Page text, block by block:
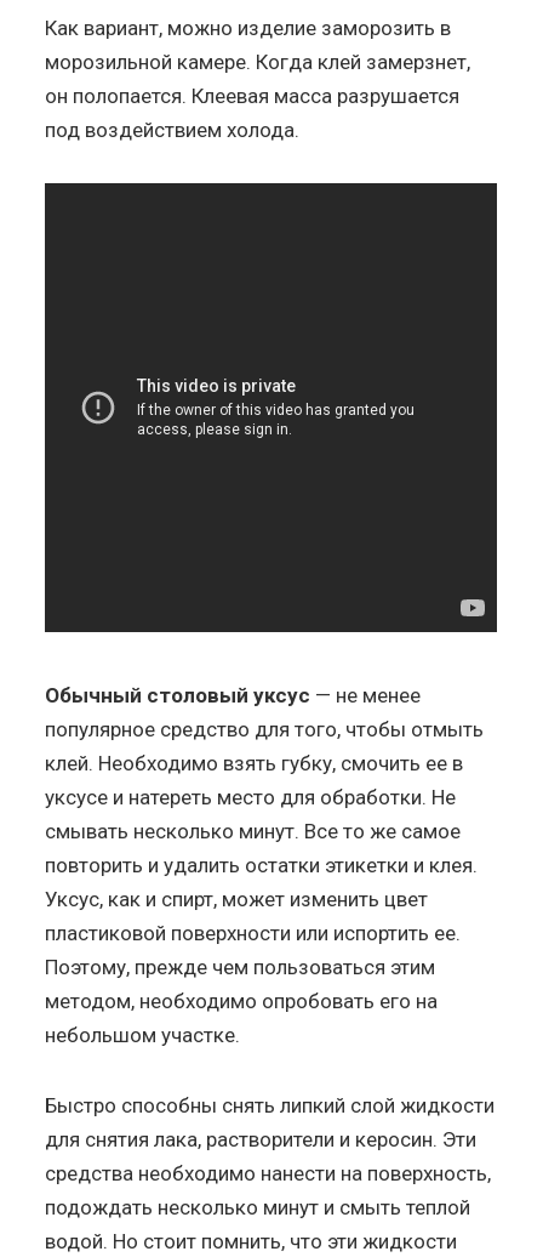
Как вариант, можно изделие заморозить в
морозильной камере. Когда клей замерзнет,
он полопается. Клеевая масса разрушается
под воздействием холода.
Обычный столовый уксус — не менее
популярное средство для того, чтобы отмыть
клей. Необходимо взять губку, смочить ее в
уксусе и натереть место для обработки. Не
смывать несколько минут. Все то же самое
повторить и удалить остатки этикетки и клея.
Уксус, как и спирт, может изменить цвет
пластиковой поверхности или испортить ее.
Поэтому, прежде чем пользоваться этим
методом, необходимо опробовать его на
небольшом участке.
Быстро способны снять липкий слой жидкости
для снятия лака, растворители и керосин. Эти
средства необходимо нанести на поверхность,
подождать несколько минут и смыть теплой
водой. Но стоит помнить, что эти жидкости